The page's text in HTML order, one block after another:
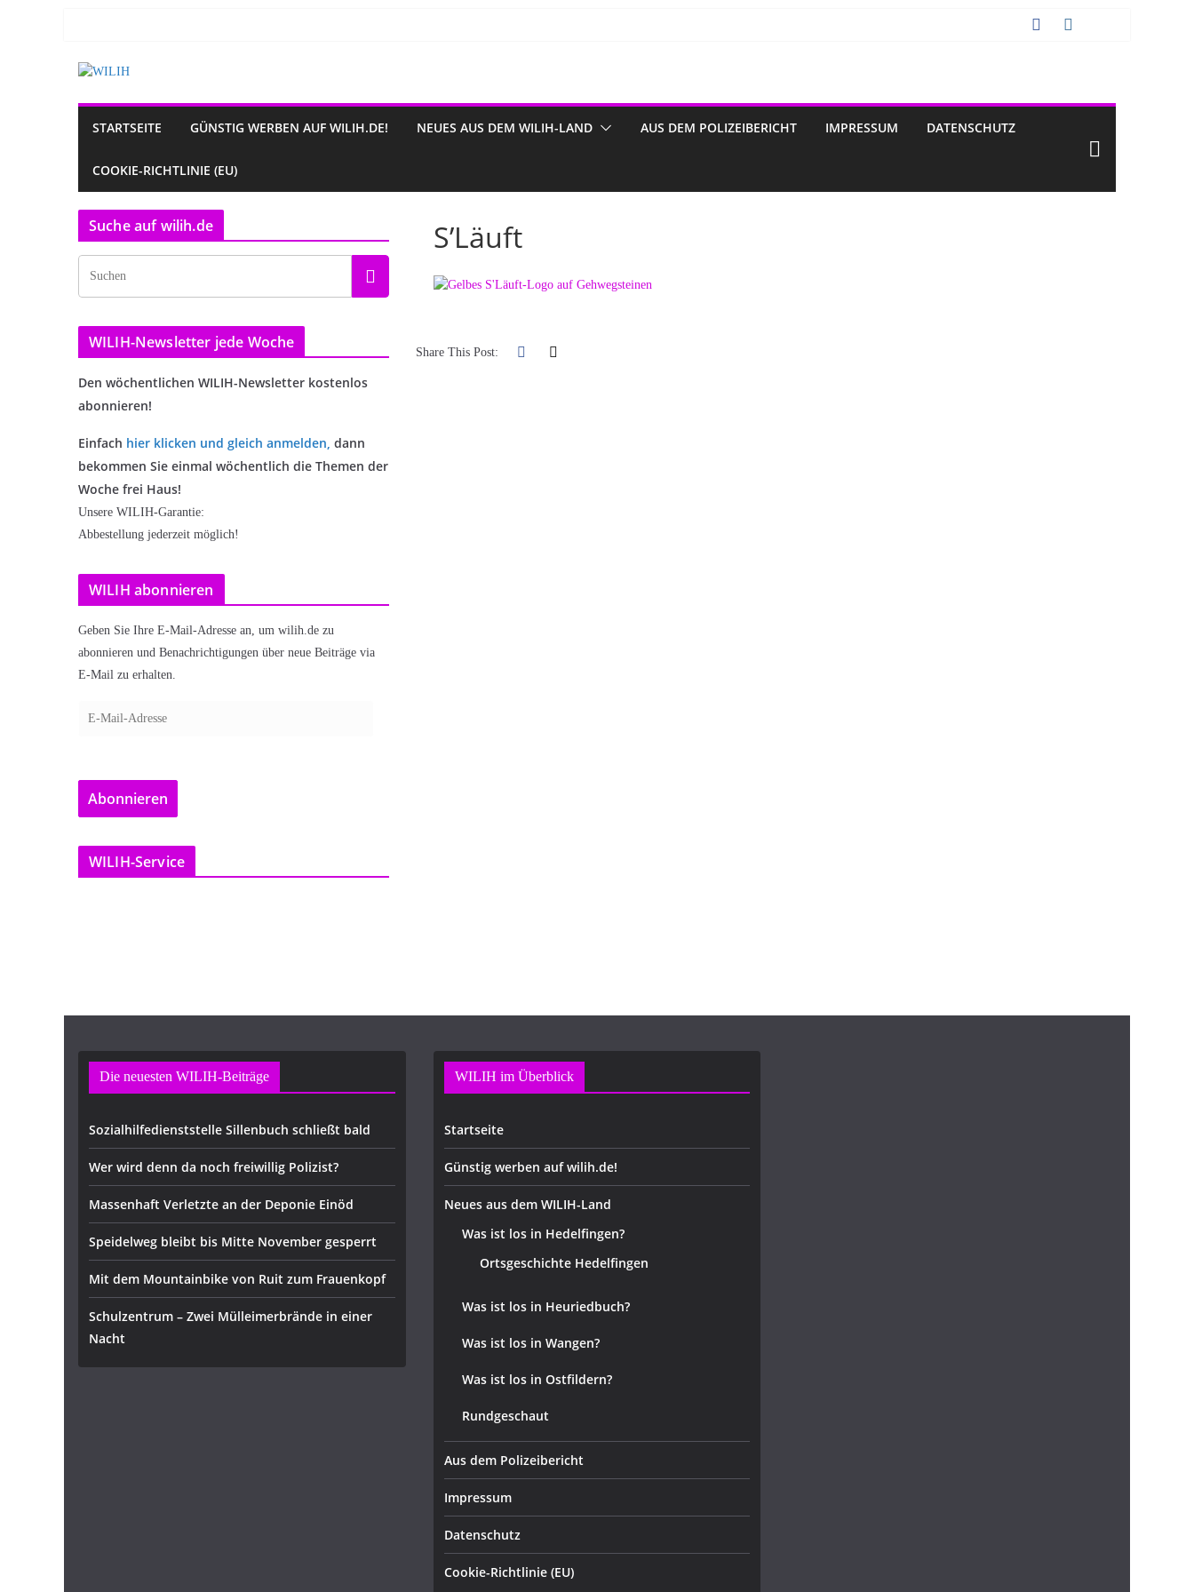
STARTSEITE GÜNSTIG WERBEN AUF WILIH.DE! NEUES AUS DEM WILIH-LAND AUS DEM POLIZEIBERICHT IMPRESSUM DATENSCHUTZ
COOKIE-RICHTLINIE (EU)
S’Läuft
Share This Post:
Suche auf wilih.de
WILIH-Newsletter jede Woche
Den wöchentlichen WILIH-Newsletter kostenlos
abonnieren!
Einfach hier klicken und gleich anmelden, dann
bekommen Sie einmal wöchentlich die Themen der
Woche frei Haus!
Unsere WILIH-Garantie:
Abbestellung jederzeit möglich!
WILIH abonnieren
Geben Sie Ihre E-Mail-Adresse an, um wilih.de zu
abonnieren und Benachrichtigungen über neue Beiträge via
E-Mail zu erhalten.
a
l
-
Abonnieren
WILIH-Service
Die neuesten WILIH-Beiträge
Sozialhilfedienststelle Sillenbuch schließt bald
Wer wird denn da noch freiwillig Polizist?
Massenhaft Verletzte an der Deponie Einöd
Speidelweg bleibt bis Mitte November gesperrt
Mit dem Mountainbike von Ruit zum Frauenkopf
Schulzentrum – Zwei Mülleimerbrände in einer
Nacht
WILIH im Überblick
Startseite
Günstig werben auf wilih.de!
Neues aus dem WILIH-Land
Was ist los in Hedelfingen?
Ortsgeschichte Hedelfingen
Was ist los in Heuriedbuch?
Was ist los in Wangen?
Was ist los in Ostfildern?
Rundgeschaut
Aus dem Polizeibericht
Impressum
Datenschutz
Cookie-Richtlinie (EU)